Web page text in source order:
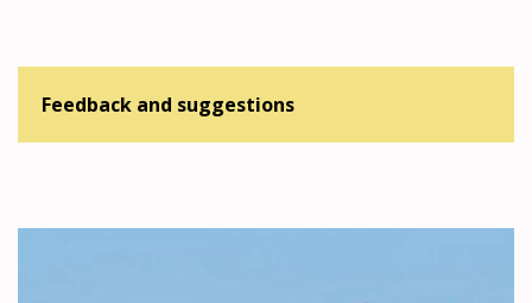
Feedback and suggestions